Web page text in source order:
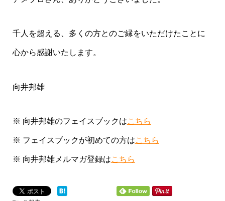
千人を超える、多くの方とのご縁をいただけたことに
心から感謝いたします。
向井邦雄
※ 向井邦雄のフェイスブックはこちら
※ フェイスブックが初めての方はこちら
※ 向井邦雄メルマガ登録はこちら